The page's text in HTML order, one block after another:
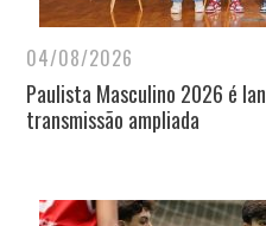
04/08/2026
Paulista Masculino 2026 é
transmissão ampliada